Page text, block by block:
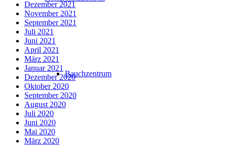
Bauchzentrum
Dezember 2021
November 2021
September 2021
Juli 2021
Juni 2021
April 2021
März 2021
Januar 2021
Dezember 2020
Oktober 2020
September 2020
August 2020
Juli 2020
Juni 2020
Mai 2020
März 2020